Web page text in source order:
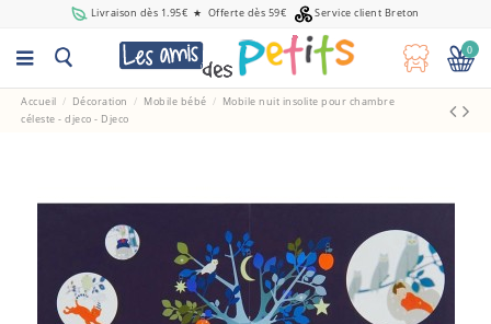
Livraison dès 1.95€ ★ Offerte dès 59€ Service client Breton
0
Accueil Décoration Mobile bébé
Mobile nuit insolite pour chambre
céleste - djeco - Djeco